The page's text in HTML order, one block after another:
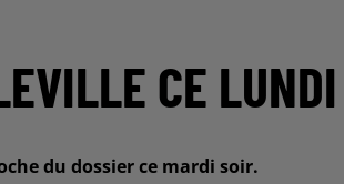
CE LUNDI
du dossier ce mardi soir.